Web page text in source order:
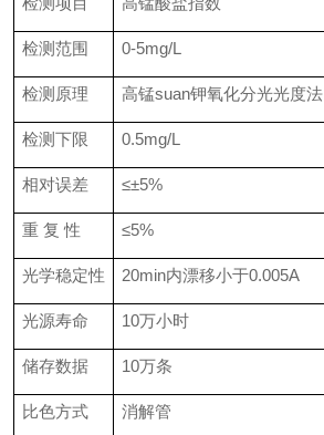
检测范围 0-5mg/L
检测原理 高锰suan钾氧化分光光度法
检测下限 0.5mg/L
相对误差 ≤±5%
重 复 性 ≤5%
光学稳定性 20min内漂移小于0.005A
光源寿命 10万小时
储存数据 10万条
比色方式 消解管